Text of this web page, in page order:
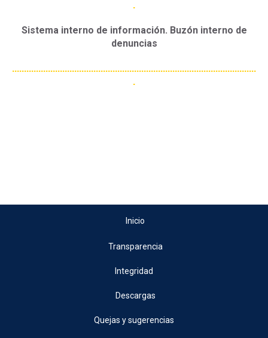
.
Sistema interno de información. Buzón interno de
denuncias
......................................................................................................
.
Inicio
Transparencia
Integridad
Descargas
Quejas y sugerencias